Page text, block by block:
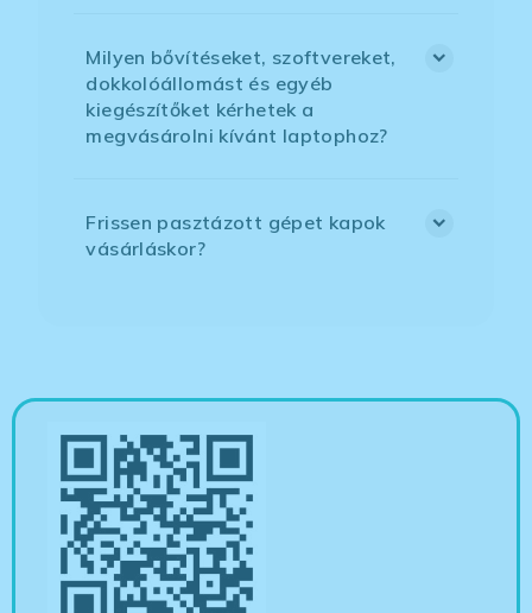
Milyen bővítéseket, szoftvereket,
dokkolóállomást és egyéb
kiegészítőket kérhetek a
megvásárolni kívánt laptophoz?
Frissen pasztázott gépet kapok
vásárláskor?